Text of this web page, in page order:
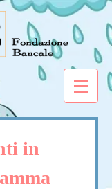
in